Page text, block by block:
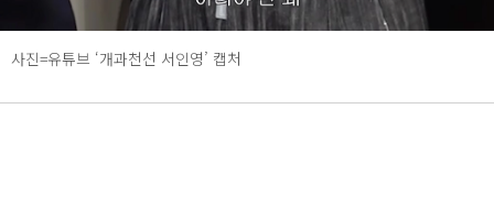
사진=유튜브 ‘개과천선 서인영’ 캡처